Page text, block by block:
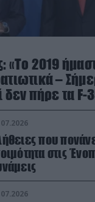
«Το 2019
–
δεν πήρε τα F-
που
στις